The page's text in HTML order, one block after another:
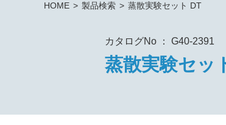
HOME 製品検索 蒸散実験セット DT
カタログNo ： G40-2391
蒸散実験セッ